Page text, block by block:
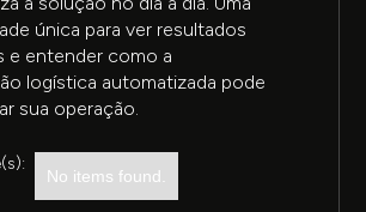
única para ver resultados
e entender como a
logística automatizada pode
sua operação.
No items found.